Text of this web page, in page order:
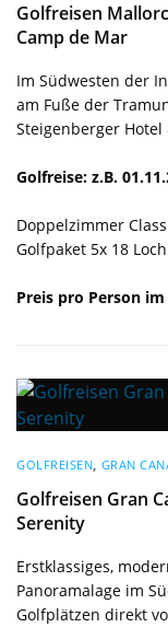
Golfreisen
Camp de Mar
Im Südwesten der
am Fuße der
Steigenberger Hotel
Golfreise: z.B.
Doppelzimmer
Golfpaket 5x 18 Loch
Preis pro Person im
GOLFREISEN, GRAN
Golfreisen Gran
Serenity
Erstklassiges,
Panoramalage im
Golfplätzen direkt